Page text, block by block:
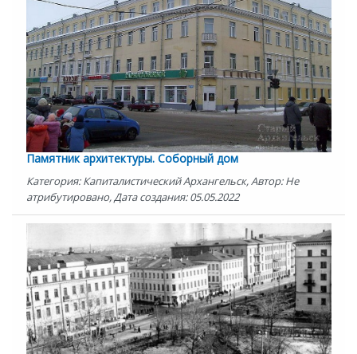
Памятник архитектуры. Соборный дом
Категория: Капиталистический Архангельск, Автор: Не
атрибутировано, Дата создания: 05.05.2022